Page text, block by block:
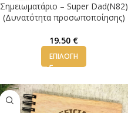
Σημειωματάριο – Super Dad(Ν82)
(Δυνατότητα προσωποποίησης)
19.50 €
ΕΠΙΛΟΓΉ